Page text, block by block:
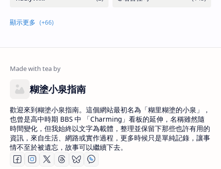
糊塗小泉指南
歡迎來到糊塗小泉指南。這個網站最初名為「糊里糊塗的小泉」，
也曾是高中時期 BBS 中 「Charming」看板的延伸，名稱雖然隨
時間變化，但我始終以文字為載體，整理並保留下那些也許有用的
資訊，來自生活、網路或實作過程，更多時候只是單純記錄，讓事
情不至於被遺忘，故事可以繼續下去。